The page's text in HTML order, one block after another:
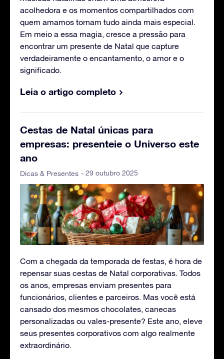
acolhedora e os momentos compartilhados com
quem amamos tornam tudo ainda mais especial.
Em meio a essa magia, cresce a pressão para
encontrar um presente de Natal que capture
verdadeiramente o encantamento, o amor e o
significado.
Leia o artigo completo
Cestas de Natal únicas para
empresas: presenteie o Universo este
ano
Dicas & Presentes - 29 outubro 2025
Com a chegada da temporada de festas, é hora de
repensar suas cestas de Natal corporativas. Todos
os anos, empresas enviam presentes para
funcionários, clientes e parceiros. Mas você está
cansado dos mesmos chocolates, canecas
personalizadas ou vales-presente? Este ano, eleve
seus presentes corporativos com algo realmente
extraordinário.